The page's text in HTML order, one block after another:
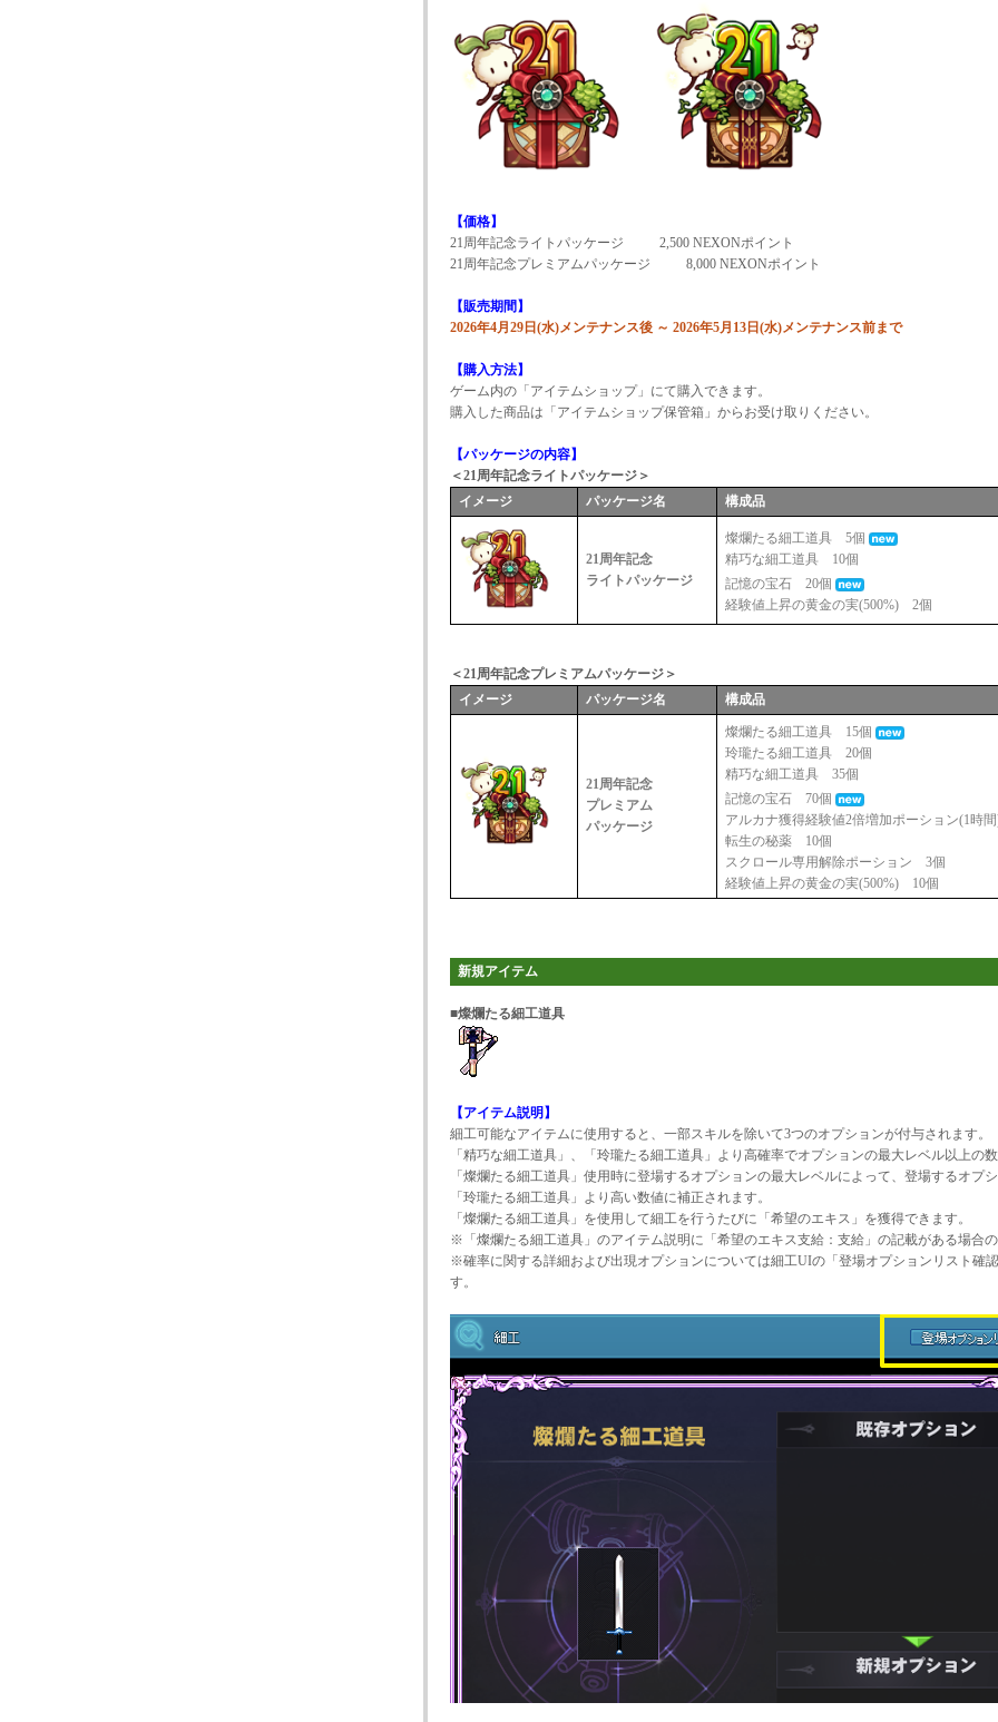
【価格】
21周年記念ライトパッケージ
2,500 NEXONポイント
21周年記念プレミアムパッケージ
8,000 NEXONポイント
【販売期間】
2026年4月29日(水)メンテナンス後 ～ 2026年5月13日(水)メンテナンス前まで
【購入方法】
ゲーム内の「アイテムショップ」にて購入できます。
購入した商品は「アイテムショップ保管箱」からお受け取りください。
【パッケージの内容】
＜21周年記念ライトパッケージ＞
イメージ
パッケージ名 構成品
21周年記念
ライトパッケージ
燦爛たる細工道具 5個
精巧な細工道具 10個
記憶の宝石 20個
経験値上昇の黄金の実(500%) 2個
＜21周年記念プレミアムパッケージ＞
イメージ
パッケージ名 構成品
21周年記念
プレミアム
パッケージ
燦爛たる細工道具 15個
玲瓏たる細工道具 20個
精巧な細工道具 35個
記憶の宝石 70個
アルカナ獲得経験値2倍増加ポーション(1時
転生の秘薬 10個
スクロール専用解除ポーション 3個
経験値上昇の黄金の実(500%) 10個
新規アイテム
■燦爛たる細工道具
【アイテム説明】
細工可能なアイテムに使用すると、一部スキルを除いて3つのオプションが付与されます。
「精巧な細工道具」、「玲瓏たる細工道具」より高確率でオプションの最大レベル以上の数
「燦爛たる細工道具」使用時に登場するオプションの最大レベルによって、登場するオプ
「玲瓏たる細工道具」より高い数値に補正されます。
「燦爛たる細工道具」を使用して細工を行うたびに「希望のエキス」を獲得できます。
※「燦爛たる細工道具」のアイテム説明に「希望のエキス支給：支給」の記載がある場合の
※確率に関する詳細および出現オプションについては細工UIの「登場オプションリスト確
す。